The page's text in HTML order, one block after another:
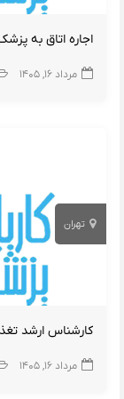
اجاره اتاق به
مرداد ۱۶, ۱۴۰۵
تهران
مرداد ۱۶, ۱۴۰۵